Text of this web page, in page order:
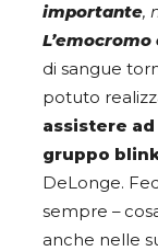
importante,
di sangue
potuto
assistere
gruppo
DeLonge.
sempre –
anche nelle